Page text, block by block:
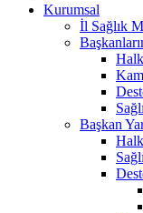
Kurumsal
İl Sağlık
Başkan
Halk